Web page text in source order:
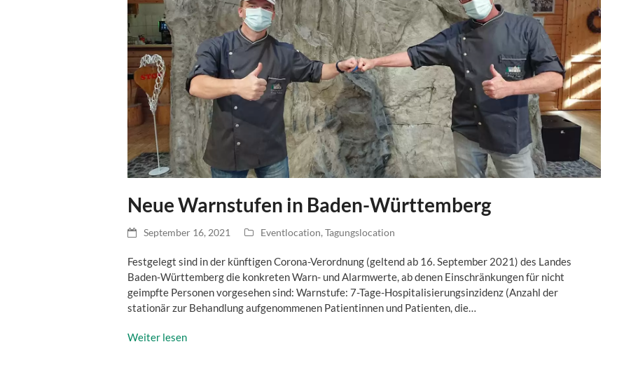
Neue Warnstufen in Baden-Württemberg
September 16, 2021 Eventlocation, Tagungslocation
Festgelegt sind in der künftigen Corona-Verordnung (geltend ab 16. September 2021) des Landes
Baden-Württemberg die konkreten Warn- und Alarmwerte, ab denen Einschränkungen für nicht
geimpfte Personen vorgesehen sind: Warnstufe: 7-Tage-Hospitalisierungsinzidenz (Anzahl der
stationär zur Behandlung aufgenommenen Patientinnen und Patienten, die…
Weiter lesen